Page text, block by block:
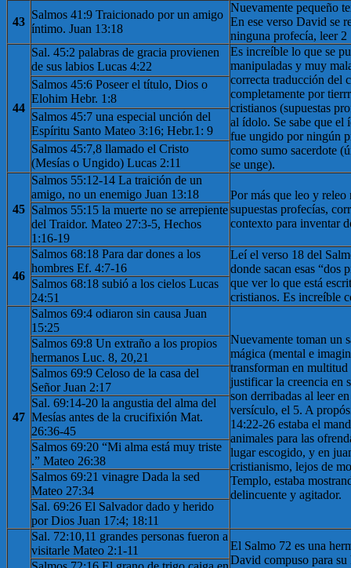
43
Salmos 41:9 Traicionado por un amigo
íntimo. Juan 13:18
Nuevamente pequeño
En ese verso David se
ninguna profecía, leer 2
44
Sal. 45:2 palabras de gracia provienen
de sus labios Lucas 4:22
Es increíble lo que se
manipuladas y muy
correcta traducción del
completamente por
cristianos (supuestas
al ídolo. Se sabe que el
fue ungido por ningún
como sumo sacerdote
se unge).
Salmos 45:6 Poseer el título, Dios o
Elohim Hebr. 1:8
Salmos 45:7 una especial unción del
Espíritu Santo Mateo 3:16; Hebr.1: 9
Salmos 45:7,8 llamado el Cristo
(Mesías o Ungido) Lucas 2:11
45
Salmos 55:12-14 La traición de un
amigo, no un enemigo Juan 13:18
Por más que leo y releo
supuestas profecías,
contexto para inventar
Salmos 55:15 la muerte no se arrepiente
del Traidor. Mateo 27:3-5, Hechos
1:16-19
46
Salmos 68:18 Para dar dones a los
hombres Ef. 4:7-16
Leí el verso 18 del
donde sacan esas “dos
que ver lo que está
cristianos. Es increíble
Salmos 68:18 subió a los cielos Lucas
24:51
47
Salmos 69:4 odiaron sin causa Juan
15:25
Nuevamente toman un
mágica (mental e
transforman en multitud
justificar la creencia en
son derribadas al leer
versículo, el 5. A
14:22-26 estaba el
animales para las
lugar escogido, y en
cristianismo, lejos de
Templo, estaba
delincuente y agitador.
Salmos 69:8 Un extraño a los propios
hermanos Luc. 8, 20,21
Salmos 69:9 Celoso de la casa del
Señor Juan 2:17
Sal. 69:14-20 la angustia del alma del
Mesías antes de la crucifixión Mat.
26:36-45
Salmos 69:20 “Mi alma está muy triste
.” Mateo 26:38
Salmos 69:21 vinagre Dada la sed
Mateo 27:34
Sal. 69:26 El Salvador dado y herido
por Dios Juan 17:4; 18:11
Sal. 72:10,11 grandes personas fueron a
visitarle Mateo 2:1-11
El Salmo 72 es una
David compuso para